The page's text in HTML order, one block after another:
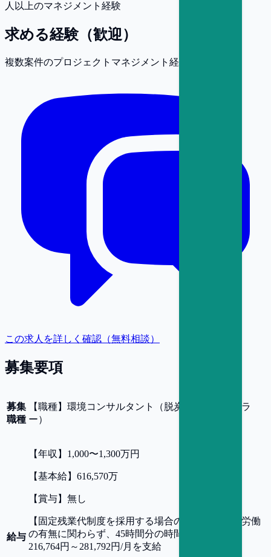
人以上のマネジメント経験
求める経験（歓迎）
複数案件のプロジェクトマネジメント経験
この求人を詳しく確認（無料相談）
募集要項
募集
職種
【職種】 環境コンサルタント（脱炭素・サーキュラ
ー）
給与
【年収 】 1,000〜1,300万円
【基本給】 616,570万
【 賞与】 無し
【 固定残業代制度を採用する場合の詳細
時間外労働
の有無に関わらず、45時間分の時間外手当として
216,764円～281,792円/月を支給